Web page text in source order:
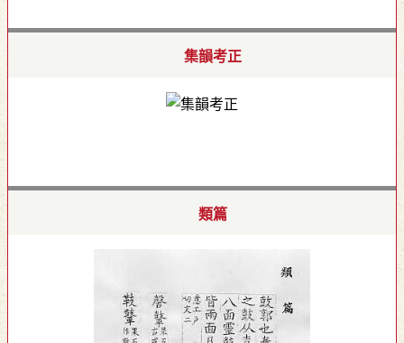
集韻考正
類篇